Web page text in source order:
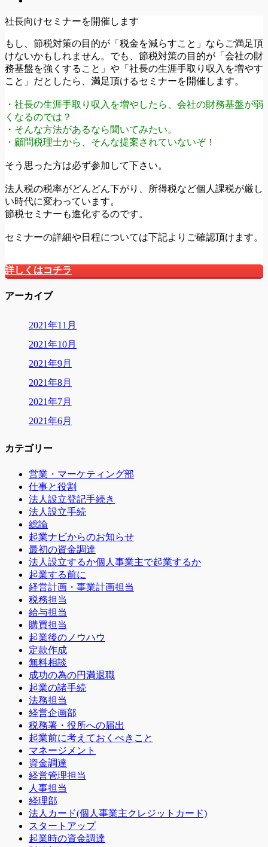
社長向けセミナーを開催します
もし、節税対策の目的が「税金を減らすこと」ならご満足頂
けないかもしれません。でも、節税対策の目的が「会社の財
務基盤を強くすること」や「社長の生涯手取り収入を増やす
こと」だとしたら、満足頂けるセミナーを開催します。
・社長の生涯手取り収入を増やしたら、会社の財務基盤が弱
くなるのでは？
・そんな方法があるなら聞いてみたい。
・顧問税理士から、そんな提案されていないぞ！
そう思った方は必ず参加して下さい。
法人税の税率がどんどん下がり、所得税など個人課税が厳し
い時代に変わっています。
節税セミナーも進化するのです。
セミナーの詳細や日程については下記よりご確認頂けます。
詳しくはコチラ
アーカイブ
2021年11月
2021年10月
2021年9月
2021年8月
2021年7月
2021年6月
カテゴリー
営業・マーケティング部
仕事と役割
法人設立登記手続き
法人設立手続
総論
起業ナビからのお知らせ
最初の資金調達
法人設立するか個人事業主で起業するか
起業する前に
経営計画・事業計画担当
税務担当
給与担当
購買担当
起業後のノウハウ
定款作成
無料相談
成功の為の円満退職
起業の諸手続
法務担当
経営企画部
税務署・役所への届出
起業前に考えておくべきこと
マネージメント
資金調達
経営管理担当
人事担当
経理部
法人カード(個人事業主クレジットカード)
スタートアップ
起業時の資金調達